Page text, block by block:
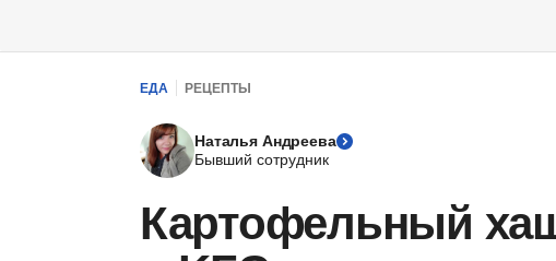
ЕДА РЕЦЕПТЫ
Наталья Андреева
Бывший сотрудник
Картофельный